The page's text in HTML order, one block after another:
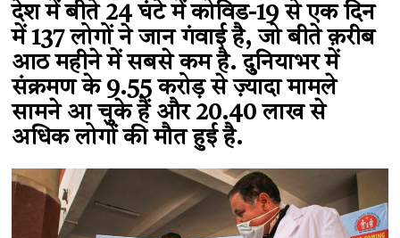
देश में बीते 24 घंटे में कोविड-19 से एक दिन
में 137 लोगों ने जान गंवाई है, जो बीते क़रीब
आठ महीने में सबसे कम है. दुनियाभर में
संक्रमण के 9.55 करोड़ से ज़्यादा मामले
सामने आ चुके हैं और 20.40 लाख से
अधिक लोगों की मौत हुई है.